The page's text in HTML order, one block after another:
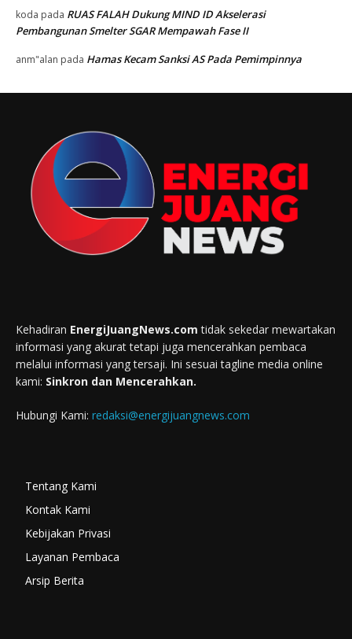
koda pada RUAS FALAH Dukung MIND ID Akselerasi
Pembangunan Smelter SGAR Mempawah Fase II
anm"alan pada Hamas Kecam Sanksi AS Pada Pemimpinnya
Kehadiran EnergiJuangNews.com tidak sekedar mewartakan
informasi yang akurat tetapi juga mencerahkan pembaca
melalui informasi yang tersaji. Ini sesuai tagline media online
kami: Sinkron dan Mencerahkan.
Hubungi Kami: redaksi@energijuangnews.com
Tentang Kami
Kontak Kami
Kebijakan Privasi
Layanan Pembaca
Arsip Berita